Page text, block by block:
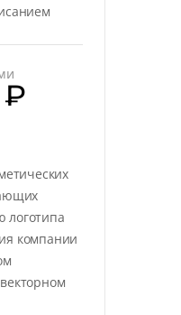
₽
логотипа
компании